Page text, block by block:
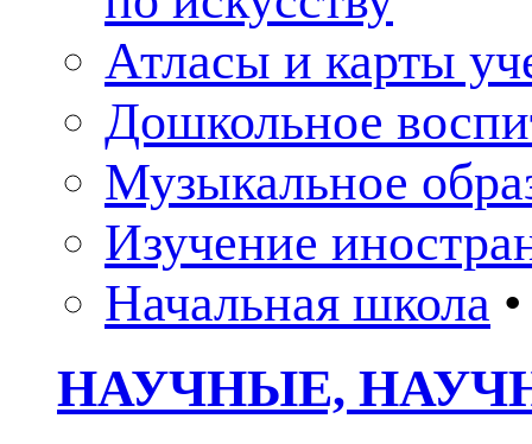
Атласы и карты
Дошкольное
Музыкальное
Изучение
Начальная школа •
НАУЧНЫЕ,